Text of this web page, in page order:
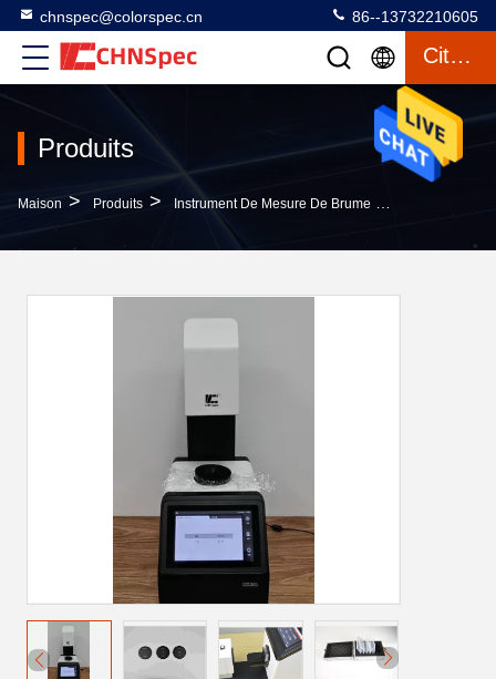
chnspec@colorspec.cn 86--13732210605
Citation
Produits
Maison > Produits > Instrument De Mesure De Brume >